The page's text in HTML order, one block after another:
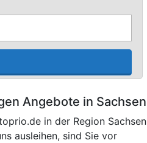
Angebote in Sachsen
in der Region Sachsen
ausleihen, sind Sie vor